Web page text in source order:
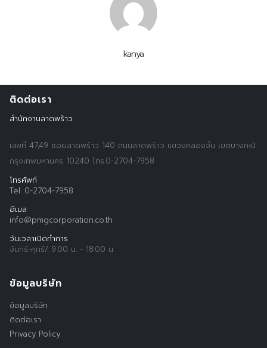
kanya
ติดต่อเรา
สำนักงานลาดพร้าว
เลขที่ 47,49 ซอยลาดพร้าว 140 ถนนลาดพร้าว แขวงคลองจั่น เขตบางกะปิ
กรุงเทพมหานคร 10240 โทร.0-2704-7958
โทรศัพท์
Tel. 0-2704-7958
อีเมล
info@pmgcorporation.co.th
วันเวลาเปิดทำการ
จันทร์-ศุกร์/ 9:00 น. - 18:00 น.
ข้อมูลบริษัท
ข้อมูลบริษัท
ติดต่อเรา
Privacy Policy